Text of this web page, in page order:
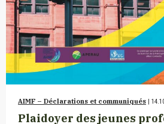
AIMF – Déclarations et communiqués |
Plaidoyer des jeunes